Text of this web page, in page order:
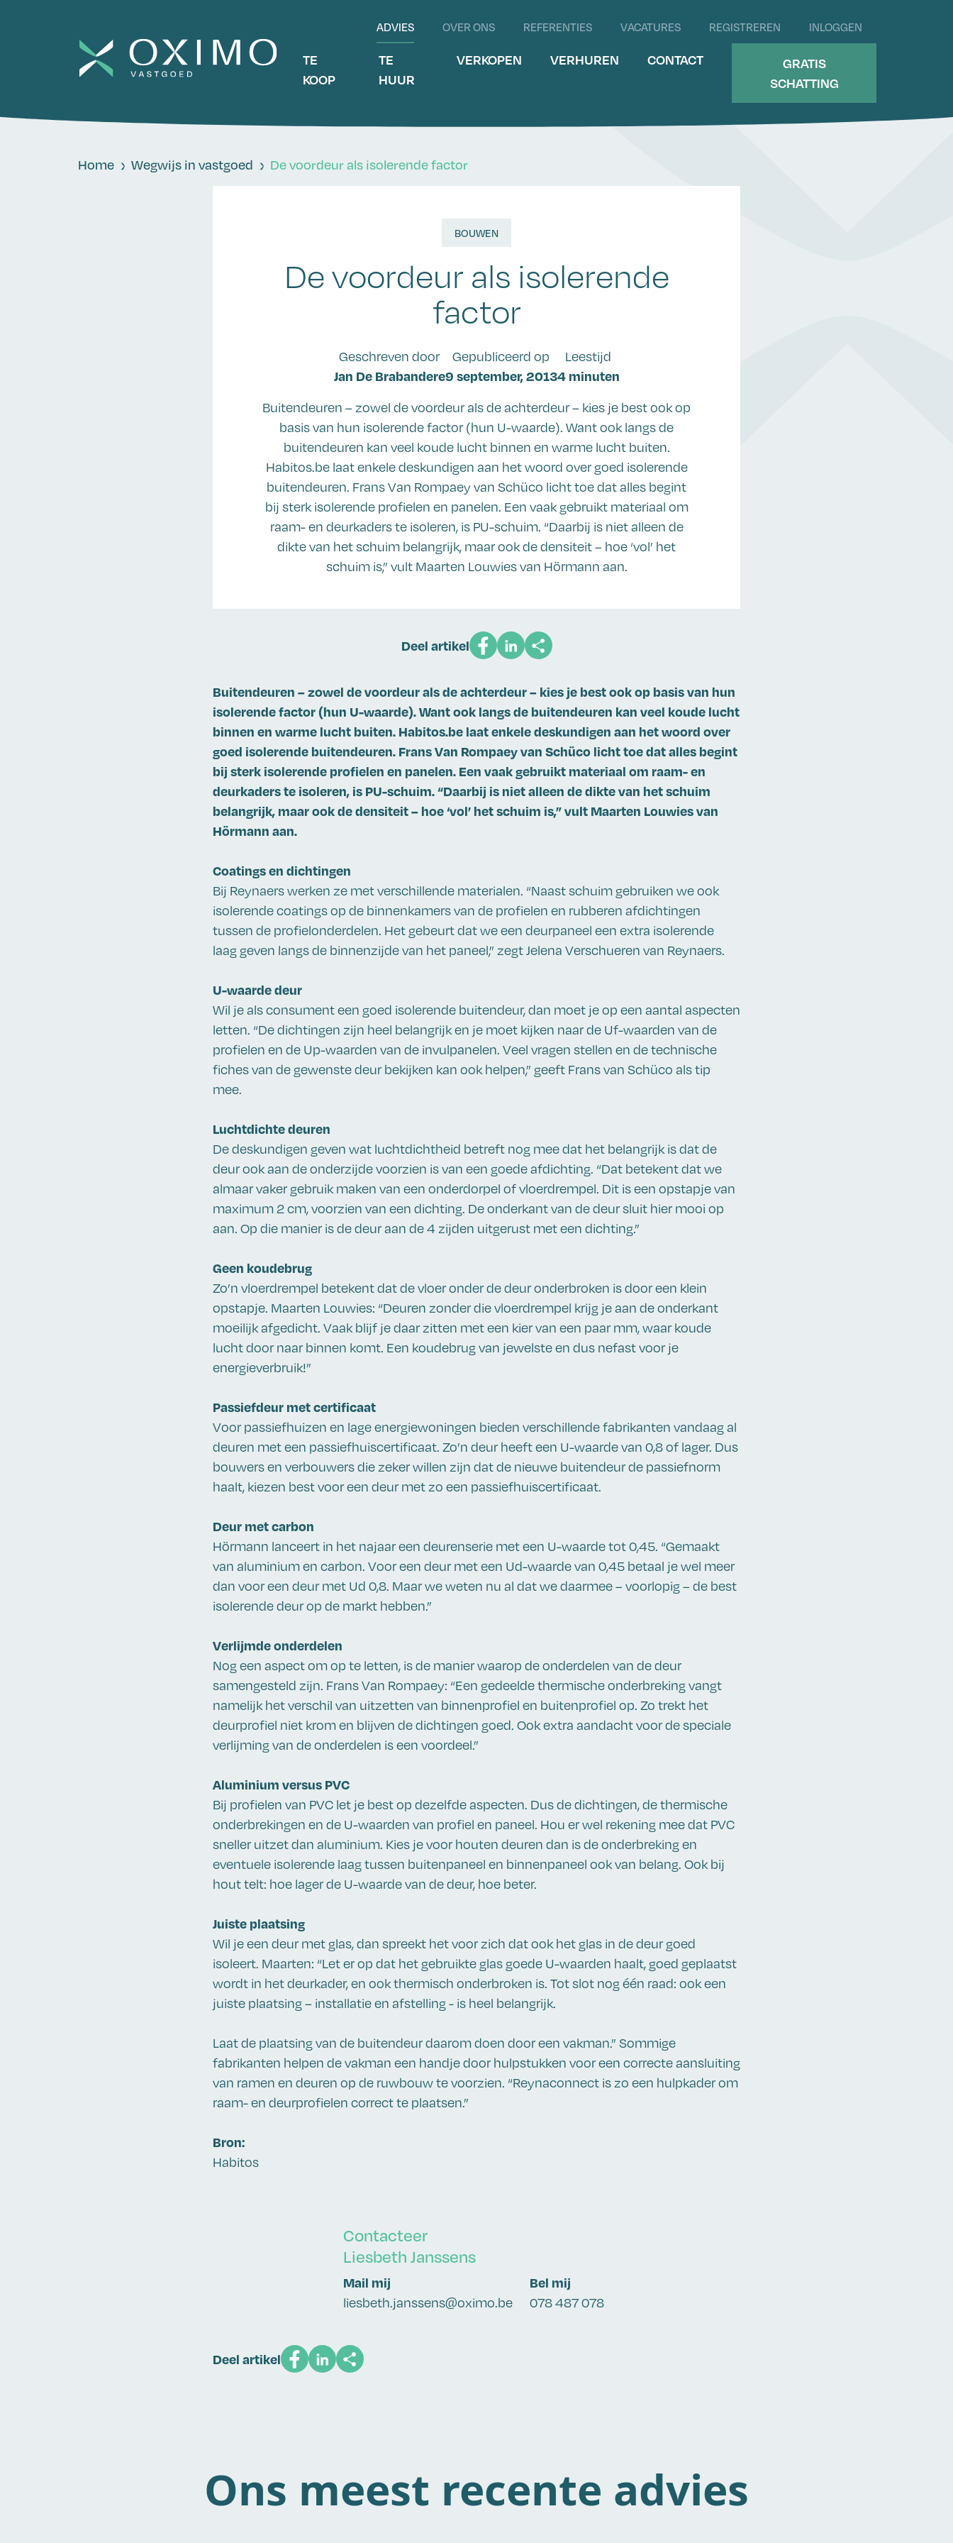
ADVIES OVER ONS REFERENTIES VACATURES REGISTREREN INLOGGEN
TE
KOOP
TE
HUUR
VERKOPEN VERHUREN CONTACT
GRATIS
SCHATTING
Home Wegwijs in vastgoed De voordeur als isolerende factor
BOUWEN
De voordeur als isolerende
factor
Geschreven door
Jan De Brabandere
Gepubliceerd op
9 september, 2013
Leestijd
4 minuten
Buitendeuren – zowel de voordeur als de achterdeur – kies je best ook op
basis van hun isolerende factor (hun U-waarde). Want ook langs de
buitendeuren kan veel koude lucht binnen en warme lucht buiten.
Habitos.be laat enkele deskundigen aan het woord over goed isolerende
buitendeuren. Frans Van Rompaey van Schüco licht toe dat alles begint
bij sterk isolerende profielen en panelen. Een vaak gebruikt materiaal om
raam- en deurkaders te isoleren, is PU-schuim. “Daarbij is niet alleen de
dikte van het schuim belangrijk, maar ook de densiteit – hoe ‘vol’ het
schuim is,” vult Maarten Louwies van Hörmann aan.
Deel artikel
Buitendeuren – zowel de voordeur als de achterdeur – kies je best ook op basis van hun
isolerende factor (hun U-waarde). Want ook langs de buitendeuren kan veel koude lucht
binnen en warme lucht buiten. Habitos.be laat enkele deskundigen aan het woord over
goed isolerende buitendeuren. Frans Van Rompaey van Schüco licht toe dat alles begint
bij sterk isolerende profielen en panelen. Een vaak gebruikt materiaal om raam- en
deurkaders te isoleren, is PU-schuim. “Daarbij is niet alleen de dikte van het schuim
belangrijk, maar ook de densiteit – hoe ‘vol’ het schuim is,” vult Maarten Louwies van
Hörmann aan.
Coatings en dichtingen
Bij Reynaers werken ze met verschillende materialen. “Naast schuim gebruiken we ook
isolerende coatings op de binnenkamers van de profielen en rubberen afdichtingen
tussen de profielonderdelen. Het gebeurt dat we een deurpaneel een extra isolerende
laag geven langs de binnenzijde van het paneel,” zegt Jelena Verschueren van Reynaers.
U-waarde deur
Wil je als consument een goed isolerende buitendeur, dan moet je op een aantal aspecten
letten. “De dichtingen zijn heel belangrijk en je moet kijken naar de Uf-waarden van de
profielen en de Up-waarden van de invulpanelen. Veel vragen stellen en de technische
fiches van de gewenste deur bekijken kan ook helpen,” geeft Frans van Schüco als tip
mee.
Luchtdichte deuren
De deskundigen geven wat luchtdichtheid betreft nog mee dat het belangrijk is dat de
deur ook aan de onderzijde voorzien is van een goede afdichting. “Dat betekent dat we
almaar vaker gebruik maken van een onderdorpel of vloerdrempel. Dit is een opstapje van
maximum 2 cm, voorzien van een dichting. De onderkant van de deur sluit hier mooi op
aan. Op die manier is de deur aan de 4 zijden uitgerust met een dichting.”
Geen koudebrug
Zo’n vloerdrempel betekent dat de vloer onder de deur onderbroken is door een klein
opstapje. Maarten Louwies: “Deuren zonder die vloerdrempel krijg je aan de onderkant
moeilijk afgedicht. Vaak blijf je daar zitten met een kier van een paar mm, waar koude
lucht door naar binnen komt. Een koudebrug van jewelste en dus nefast voor je
energieverbruik!”
Passiefdeur met certificaat
Voor passiefhuizen en lage energiewoningen bieden verschillende fabrikanten vandaag al
deuren met een passiefhuiscertificaat. Zo’n deur heeft een U-waarde van 0,8 of lager. Dus
bouwers en verbouwers die zeker willen zijn dat de nieuwe buitendeur de passiefnorm
haalt, kiezen best voor een deur met zo een passiefhuiscertificaat.
Deur met carbon
Hörmann lanceert in het najaar een deurenserie met een U-waarde tot 0,45. “Gemaakt
van aluminium en carbon. Voor een deur met een Ud-waarde van 0,45 betaal je wel meer
dan voor een deur met Ud 0,8. Maar we weten nu al dat we daarmee – voorlopig – de best
isolerende deur op de markt hebben.”
Verlijmde onderdelen
Nog een aspect om op te letten, is de manier waarop de onderdelen van de deur
samengesteld zijn. Frans Van Rompaey: “Een gedeelde thermische onderbreking vangt
namelijk het verschil van uitzetten van binnenprofiel en buitenprofiel op. Zo trekt het
deurprofiel niet krom en blijven de dichtingen goed. Ook extra aandacht voor de speciale
verlijming van de onderdelen is een voordeel.”
Aluminium versus PVC
Bij profielen van PVC let je best op dezelfde aspecten. Dus de dichtingen, de thermische
onderbrekingen en de U-waarden van profiel en paneel. Hou er wel rekening mee dat PVC
sneller uitzet dan aluminium. Kies je voor houten deuren dan is de onderbreking en
eventuele isolerende laag tussen buitenpaneel en binnenpaneel ook van belang. Ook bij
hout telt: hoe lager de U-waarde van de deur, hoe beter.
Juiste plaatsing
Wil je een deur met glas, dan spreekt het voor zich dat ook het glas in de deur goed
isoleert. Maarten: “Let er op dat het gebruikte glas goede U-waarden haalt, goed geplaatst
wordt in het deurkader, en ook thermisch onderbroken is. Tot slot nog één raad: ook een
juiste plaatsing – installatie en afstelling - is heel belangrijk.
Laat de plaatsing van de buitendeur daarom doen door een vakman.” Sommige
fabrikanten helpen de vakman een handje door hulpstukken voor een correcte aansluiting
van ramen en deuren op de ruwbouw te voorzien. “Reynaconnect is zo een hulpkader om
raam- en deurprofielen correct te plaatsen.”
Bron:
Habitos
Contacteer
Liesbeth Janssens
Mail mij
liesbeth.janssens@oximo.be
Bel mij
078 487 078
Deel artikel
Ons meest recente advies